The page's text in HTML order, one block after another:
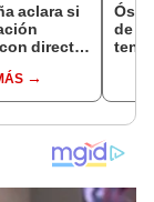
aclara si
director
“Me
de